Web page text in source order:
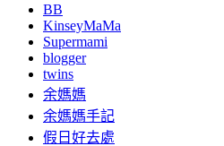
BB
KinseyMaMa
Supermami
blogger
twins
余媽媽
余媽媽手記
假日好去處